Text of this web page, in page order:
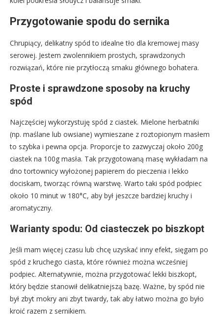
Przygotowanie spodu do sernika
Chrupiący, delikatny spód to idealne tło dla kremowej masy
serowej. Jestem zwolennikiem prostych, sprawdzonych
rozwiązań, które nie przytłoczą smaku głównego bohatera.
Proste i sprawdzone sposoby na kruchy
spód
Najczęściej wykorzystuję spód z ciastek. Mielone herbatniki
(np. maślane lub owsiane) wymieszane z roztopionym masłem
to szybka i pewna opcja. Proporcje to zazwyczaj około 200g
ciastek na 100g masła. Tak przygotowaną masę wykładam na
dno tortownicy wyłożonej papierem do pieczenia i lekko
dociskam, tworząc równą warstwę. Warto taki spód podpiec
około 10 minut w 180°C, aby był jeszcze bardziej kruchy i
aromatyczny.
Warianty spodu: Od ciasteczek po biszkopt
Jeśli mam więcej czasu lub chcę uzyskać inny efekt, sięgam po
spód z kruchego ciasta, które również można wcześniej
podpiec. Alternatywnie, można przygotować lekki biszkopt,
który będzie stanowił delikatniejszą bazę. Ważne, by spód nie
był zbyt mokry ani zbyt twardy, tak aby łatwo można go było
kroić razem z sernikiem.